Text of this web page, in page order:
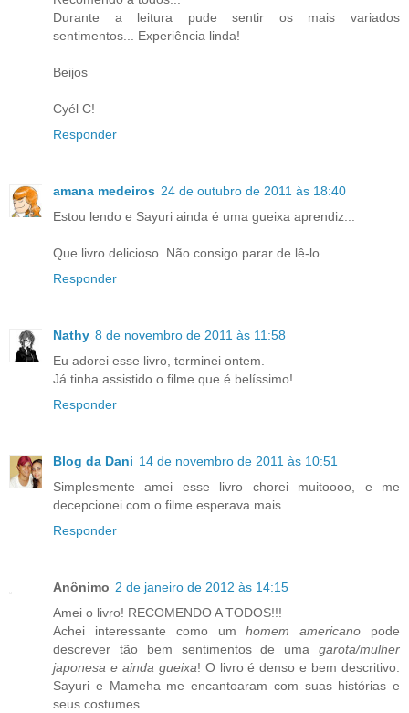
Durante a leitura pude sentir os mais variados
sentimentos... Experiência linda!
Beijos
Cyél C!
Responder
amana medeiros 24 de outubro de 2011 às 18:40
Estou lendo e Sayuri ainda é uma gueixa aprendiz...
Que livro delicioso. Não consigo parar de lê-lo.
Responder
Nathy 8 de novembro de 2011 às 11:58
Eu adorei esse livro, terminei ontem.
Já tinha assistido o filme que é belíssimo!
Responder
Blog da Dani 14 de novembro de 2011 às 10:51
Simplesmente amei esse livro chorei muitoooo, e me
decepcionei com o filme esperava mais.
Responder
Anônimo 2 de janeiro de 2012 às 14:15
Amei o livro! RECOMENDO A TODOS!!!
Achei interessante como umhomem americano pode
descrever tão bem sentimentos de uma garota/mulher
japonesa e ainda gueixa! O livro é denso e bem descritivo.
Sayuri e Mameha me encantoaram com suas histórias e
seus costumes.